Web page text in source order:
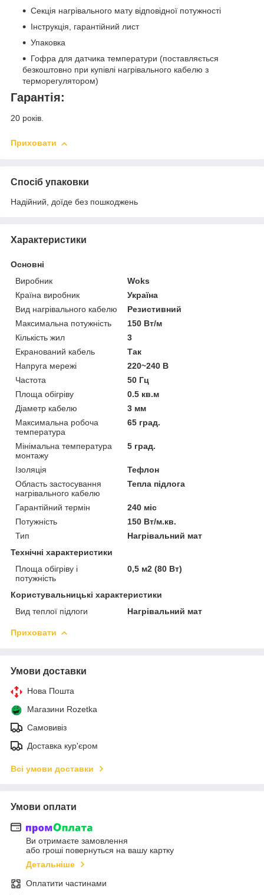
Секція нагрівального мату відповідної потужності
Інструкція, гарантійний лист
Упаковка
Гофра для датчика температури (поставляється
безкоштовно при купівлі нагрівального кабелю з
терморегулятором)
Гарантія:
20 років.
Приховати
Спосіб упаковки
Надійний, доїде без пошкоджень
Характеристики
Основні
Виробник
Woks
Країна виробник
Україна
Вид нагрівального кабелю
Резистивний
Максимальна потужність
150 Вт/м
Кількість жил
3
Екранований кабель
Так
Напруга мережі
220~240 В
Частота
50 Гц
Площа обігріву
0.5 кв.м
Діаметр кабелю
3 мм
Максимальна робоча
температура
65 град.
Мінімальна температура
монтажу
5 град.
Ізоляція
Тефлон
Область застосування
нагрівального кабелю
Тепла підлога
Гарантійний термін
240 міс
Потужність
150 Вт/м.кв.
Тип
Нагрівальний мат
Технічні характеристики
Площа обігріву і
потужність
0,5 м2 (80 Вт)
Користувальницькі характеристики
Вид теплої підлоги
Нагрівальний мат
Приховати
Умови доставки
Нова Пошта
Магазини Rozetka
Самовивіз
Доставка кур'єром
Всі умови доставки
Умови оплати
Ви отримаєте замовлення
або гроші повернуться на вашу картку
Детальніше
Оплатити частинами